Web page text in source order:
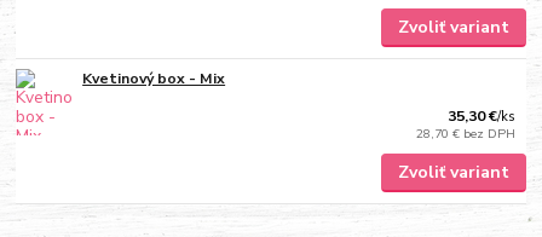
Zvoliť variant
Kvetinový box - Mix
35,30 €/ks
28,70 € bez DPH
Zvoliť variant